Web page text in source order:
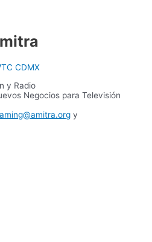
CDMX
y Radio
Negocios para Televisión
y